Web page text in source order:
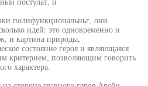
полифункциональньг, они
идей: это одновременно и
и картина природы,
состояние героя и являющаяся
критерием, позволяющим говорить
характера.